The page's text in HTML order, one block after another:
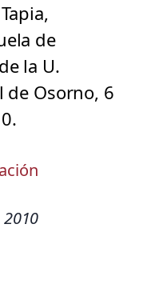
de
la U.
de Osorno, 6